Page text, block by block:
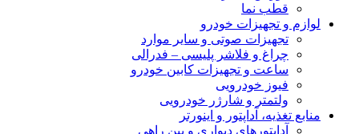
قطب نما
لوازم و تجهیزات خودرو
تجهیزات صوتی و سایر موارد
چراغ و فلاشر پلیسی – فدرالی
ساعت و تجهیزات کابین خودرو
فیوز خودرویی
ولتمتر و شارژر خودرویی
منابع تغذیه، آداپتور و اینورتر
آداپتورهای دیواری و بین راهی